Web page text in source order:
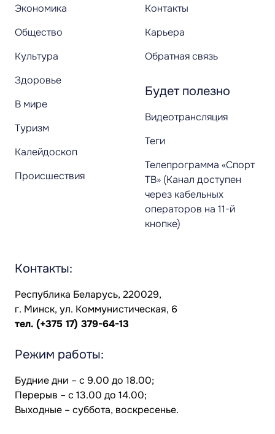
Экономика
Общество
Культура
Здоровье
В мире
Туризм
Калейдоскоп
Происшествия
Контакты
Карьера
Обратная связь
Будет полезно
Видеотрансляция
Теги
Телепрограмма «Спорт
ТВ» (Канал доступен
через кабельных
операторов на 11-й
кнопке)
Контакты:
Республика Беларусь, 220029,
г. Минск, ул. Коммунистическая, 6
тел. (+375 17) 379-64-13
Режим работы:
Будние дни – с 9.00 до 18.00;
Перерыв – с 13.00 до 14.00;
Выходные – суббота, воскресенье.